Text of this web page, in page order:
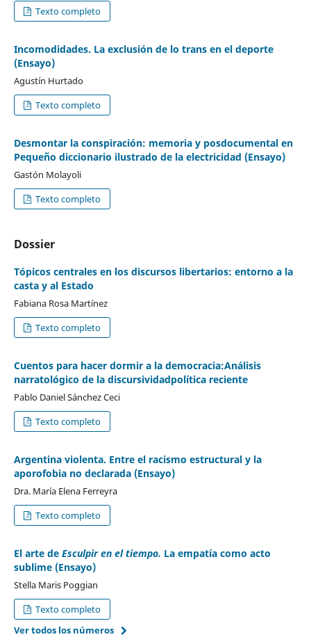
Texto completo
Incomodidades. La exclusión de lo trans en el deporte
(Ensayo)
Agustín Hurtado
Texto completo
Desmontar la conspiración: memoria y posdocumental en
Pequeño diccionario ilustrado de la electricidad (Ensayo)
Gastón Molayoli
Texto completo
Dossier
Tópicos centrales en los discursos libertarios: entorno a la
casta y al Estado
Fabiana Rosa Martínez
Texto completo
Cuentos para hacer dormir a la democracia:Análisis
narratológico de la discursividadpolítica reciente
Pablo Daniel Sánchez Ceci
Texto completo
Argentina violenta. Entre el racismo estructural y la
aporofobia no declarada (Ensayo)
Dra. María Elena Ferreyra
Texto completo
El arte deEsculpir en el tiempo. La empatía como acto
sublime (Ensayo)
Stella Maris Poggian
Texto completo
Ver todos los números